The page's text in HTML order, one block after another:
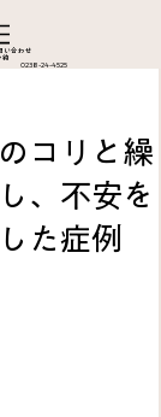
い合わ​せ
約
0238-24-4525
コリと繰
、不安を
た症例